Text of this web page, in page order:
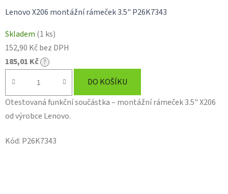
Lenovo X206 montážní rámeček 3.5" P26K7343
Skladem (1 ks)
152,90 Kč bez DPH
185,01 Kč ?
DO KOŠÍKU
Otestovaná funkční součástka – montážní rámeček 3.5" X206
od výrobce Lenovo.
Kód: P26K7343